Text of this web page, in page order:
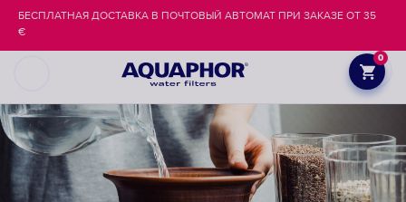
0
БЕСПЛАТНАЯ ДОСТАВКА В ПОЧТОВЫЙ АВТОМАТ ПРИ ЗАКАЗЕ ОТ 35
€